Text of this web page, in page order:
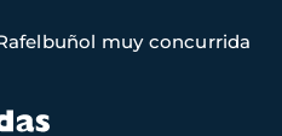
muy concurrida